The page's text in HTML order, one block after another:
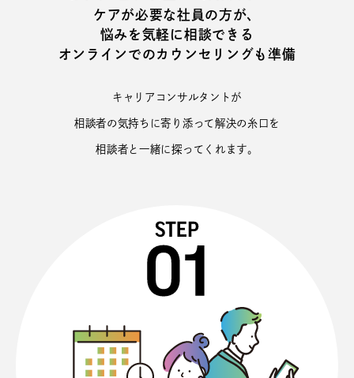
ケアが必要な社員の方が、
悩みを気軽に相談できる
オンラインでのカウンセリングも準備
キャリアコンサルタントが
相談者の気持ちに寄り添って解決の糸口を
相談者と一緒に探ってくれます。